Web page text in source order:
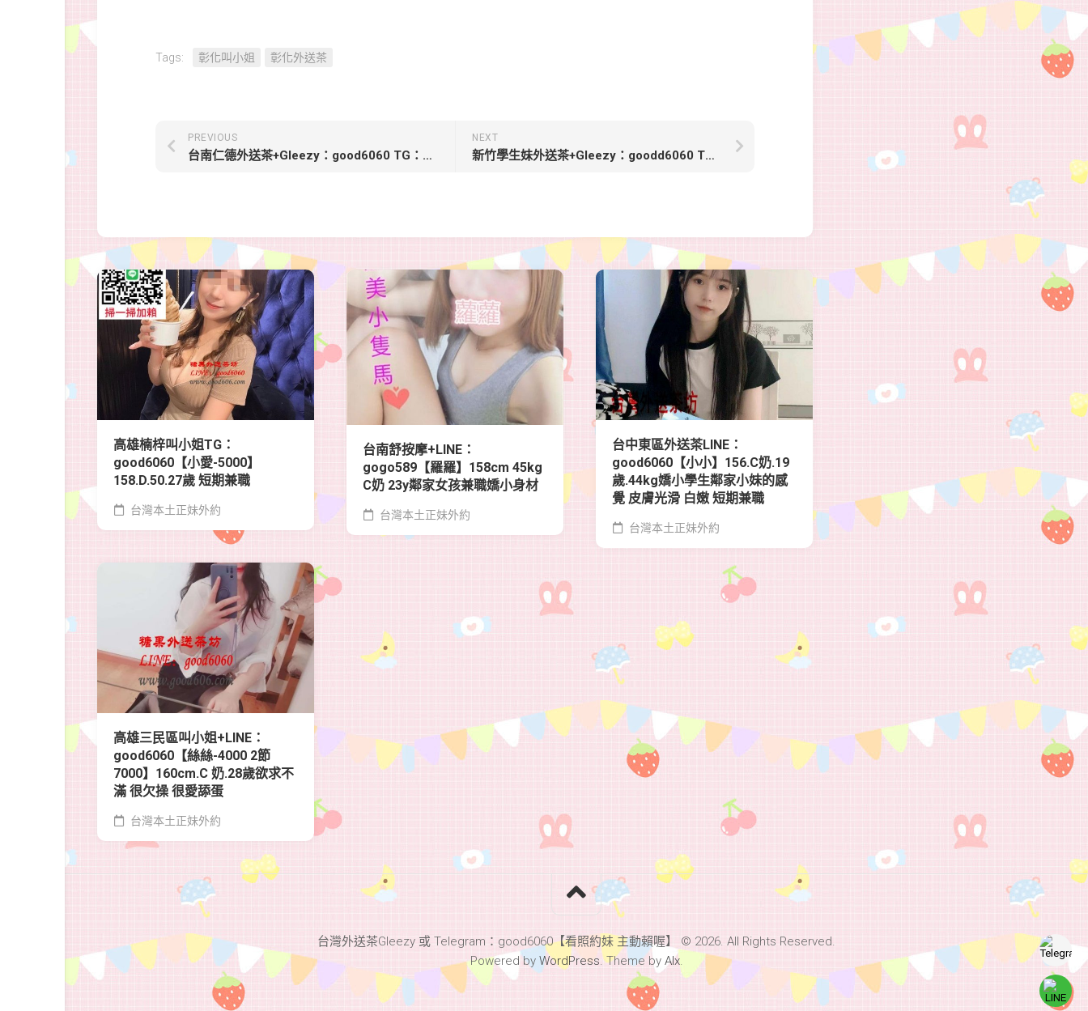
Tags: 彰化叫小姐 彰化外送茶
NEXT
新竹學生妹外送茶+Gleezy：goodd6060 TG：good6060【奈奈-6000】157 43 C 22歲尤物小隻馬 臉蛋可愛 反差學生
PREVIOUS
台南仁德外送茶+Gleezy：good6060 TG：good6060【小芊-5000】158 45 C 19歲 無刺青 軟萌學生妹
高雄楠梓叫小姐TG：
good6060【小愛-5000】
158.D.50.27歲 短期兼職
台灣本土正妹外約
台南舒按摩+LINE：
gogo589【羅羅】158cm 45kg
C奶 23y鄰家女孩兼職嬌小身材
台灣本土正妹外約
台中東區外送茶LINE：
good6060【小小】156.C奶.19
歲.44kg嬌小學生鄰家小妹的感
覺 皮膚光滑 白嫩 短期兼職
台灣本土正妹外約
高雄三民區叫小姐+LINE：
good6060【絲絲-4000 2節
7000】160cm.C 奶.28歲欲求不
滿 很欠操 很愛舔蛋
台灣本土正妹外約
台灣外送茶Gleezy 或 Telegram：good6060【看照約妹 主動賴喔】 © 2026. All Rights Reserved.
Powered by WordPress. Theme by Alx.